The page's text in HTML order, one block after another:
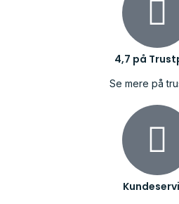
4,7 på
Se mere på